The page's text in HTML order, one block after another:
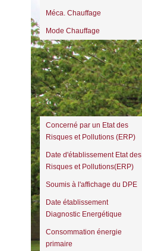
Méca. Chauffage
Mode Chauffage
Diagnostics
Concerné par un Etat des
Risques et Pollutions (ERP)
Date d'établissement Etat des
Risques et Pollutions(ERP)
Soumis à l'affichage du DPE
Date établissement
Diagnostic Energétique
Consommation énergie
primaire